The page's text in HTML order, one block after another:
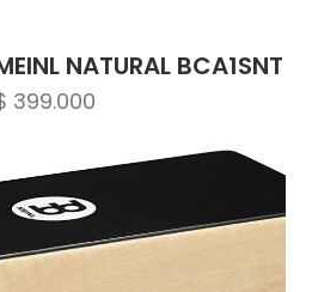
NATURAL BCA1SNT
399.000